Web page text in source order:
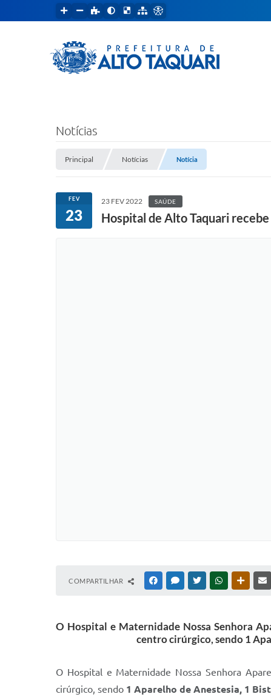
Notícias
Principal Notícias Notícia
FEV
23
23 FEV 2022 SAÚDE
Hospital de Alto Taquari
COMPARTILHAR FACEBOOKMESSENGER
TWITTERWHATSAPP
O Hospital e Maternidade Nossa Senhora
centro cirúrgico, sendo 1
O Hospital e Maternidade Nossa Senhora
cirúrgico, sendo 1 Aparelho de Anestesia, 1